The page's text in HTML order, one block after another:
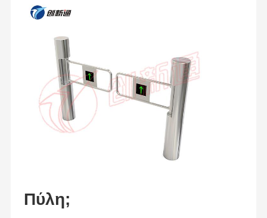
Πύλη;